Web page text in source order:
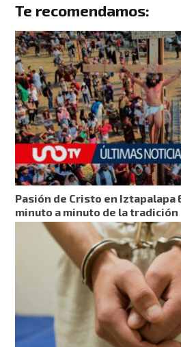
Te recomendamos:
Pasión de Cristo en Iztapalapa
minuto a minuto de la tradición